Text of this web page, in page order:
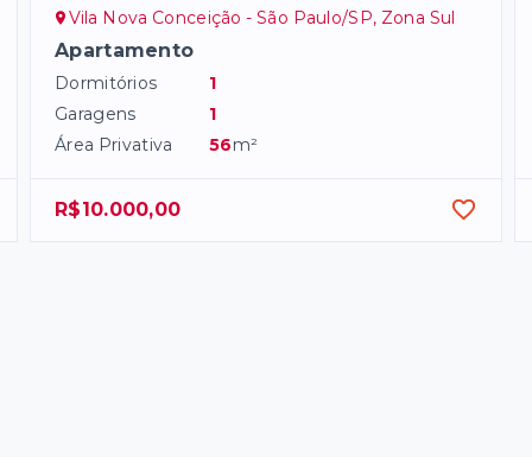
Vila Nova Conceição - São Paulo/SP, Zona Sul
Apartamento
Dormitórios
1
Garagens
1
Área Privativa
56m²
R$10.000,00